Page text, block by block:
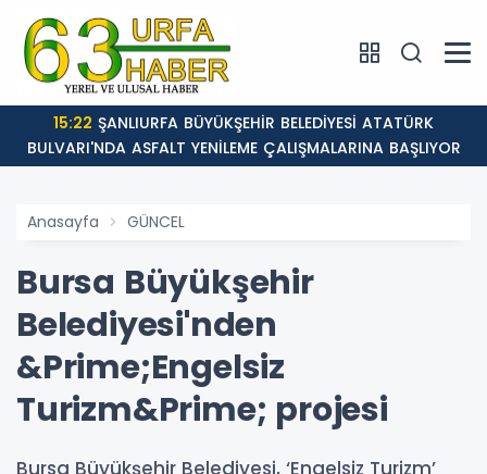
15:22
BULVARI'NDA ASFALT YENİLEME ÇALIŞMALARINA BAŞLIYOR
Anasayfa GÜNCEL
Bursa Büyükşehir
Belediyesi'nden
&Prime;Engelsiz
Turizm&Prime; projesi